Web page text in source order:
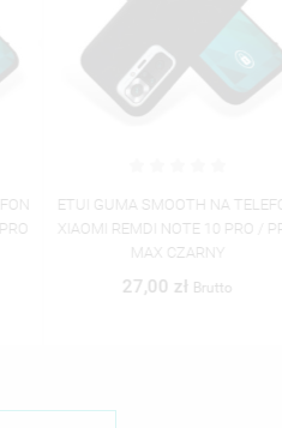
ETUI GUMA SMOOTH NA TELEFON
XIAOMI REMDI NOTE 10 PRO / PRO
MAX CZARNY
27,00 złBrutto